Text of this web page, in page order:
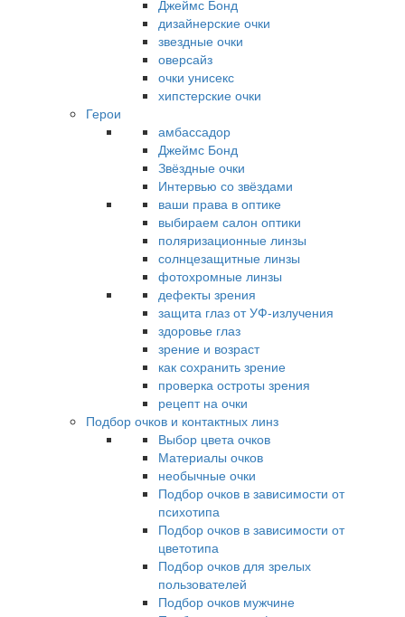
Джеймс Бонд
дизайнерские очки
звездные очки
оверсайз
очки унисекс
хипстерские очки
Герои
амбассадор
Джеймс Бонд
Звёздные очки
Интервью со звёздами
ваши права в оптике
выбираем салон оптики
поляризационные линзы
солнцезащитные линзы
фотохромные линзы
дефекты зрения
защита глаз от УФ-излучения
здоровье глаз
зрение и возраст
как сохранить зрение
проверка остроты зрения
рецепт на очки
Подбор очков и контактных линз
Выбор цвета очков
Материалы очков
необычные очки
Подбор очков в зависимости от
психотипа
Подбор очков в зависимости от
цветотипа
Подбор очков для зрелых
пользователей
Подбор очков мужчине